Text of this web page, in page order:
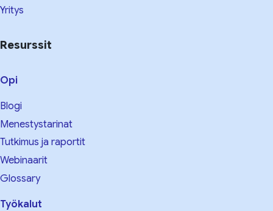
Yritys
Resurssit
Opi
Blogi
Menestystarinat
Tutkimus ja raportit
Webinaarit
Glossary
Työkalut